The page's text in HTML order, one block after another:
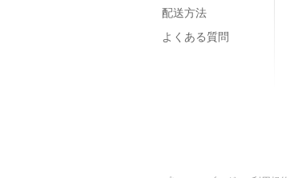
配送方法
よくある質問